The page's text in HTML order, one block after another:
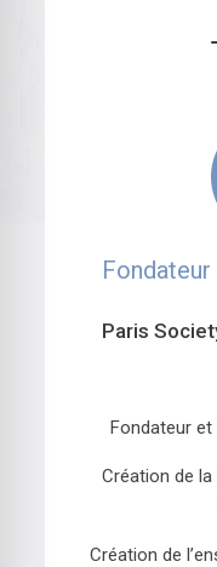
Paris
Fondateur et
Création de la
Création de